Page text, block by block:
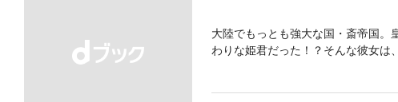
大陸でもっとも強大な国・斎帝国。
わりな姫君だった！？そんな彼女
する姫君と異国の王との波瀾に満